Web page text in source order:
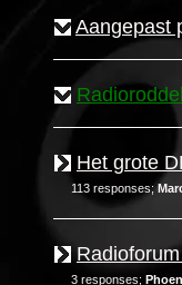
Aangepast
Het grote
113 responses;
3 responses;